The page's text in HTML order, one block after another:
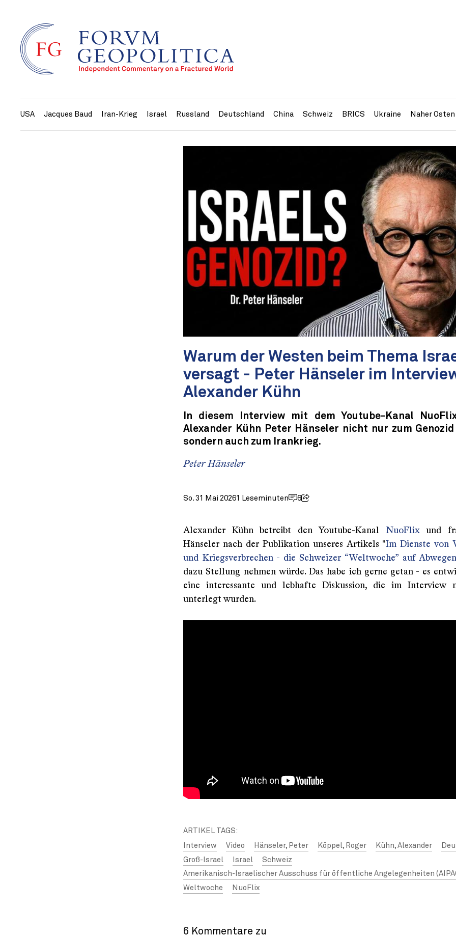
USA Jacques Baud Iran-Krieg Israel Russland Deutschland China Schweiz BRICS Ukraine Naher Osten
Warum der Westen beim Thema
versagt - Peter Hänseler im
Alexander Kühn
In diesem Interview mit dem Youtube-Kanal
Alexander Kühn Peter Hänseler nicht nur zum
sondern auch zum Irankrieg.
Peter Hänseler
So. 31 Mai 20261 Leseminuten 6
Alexander Kühn betreibt den Youtube-Kanal NuoFlixund
Hänseler nach der Publikation unseres Artikels "Im Dienste von
und Kriegsverbrechen - die Schweizer “Weltwoche” auf Abwegen
dazu Stellung nehmen würde. Das habe ich gerne getan - es
eine interessante und lebhafte Diskussion, die im Interview
unterlegt wurden.
ARTIKEL TAGS:
Interview
Video Hänseler, Peter Köppel, Roger Kühn, Alexander
Groß-Israel
Israel
Schweiz
Amerikanisch-Israelischer Ausschuss für öffentliche Angelegenheiten
Weltwoche
NuoFlix
6 Kommentare zu